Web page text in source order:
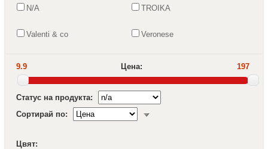
N/A TROIKA
Valenti & co Veronese
9.9 Цена: 197
Статус на продукта:
Сортирай по:
Цвят: